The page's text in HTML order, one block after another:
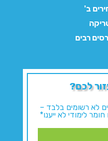
ב'
רבים
לכם?
לא רשומים בלבד –
לימודי לא ייענו*